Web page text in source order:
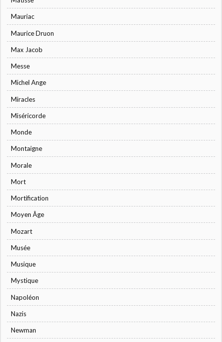
Mauriac
Maurice Druon
Max Jacob
Messe
Michel Ange
Miracles
Miséricorde
Monde
Montaigne
Morale
Mort
Mortification
Moyen Âge
Mozart
Musée
Musique
Mystique
Napoléon
Nazis
Newman